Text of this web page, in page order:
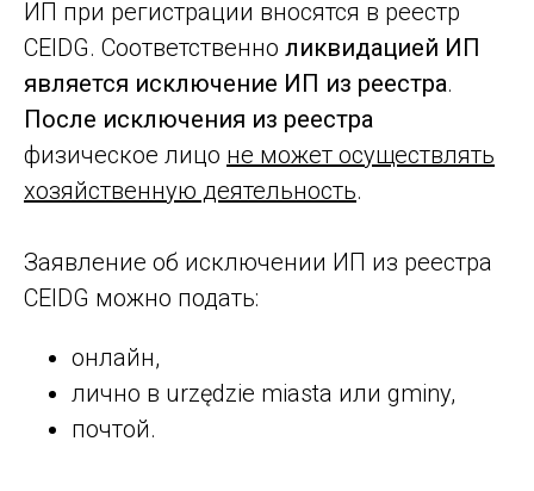
ИП при регистрации вносятся в реестр
CEIDG. Соответственно ликвидацией ИП
является исключение ИП из реестра.
После исключения из реестра
физическое лицо не может осуществлять
хозяйственную деятельность.
Заявление об исключении ИП из реестра
CEIDG можно подать:
онлайн,
лично в urzędzie miasta или gminy,
почтой.